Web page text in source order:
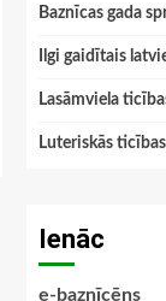
Baznīcas gada
Ilgi gaidītais
Lasāmviela
Luteriskās
Ienāc
e-baznīcēns